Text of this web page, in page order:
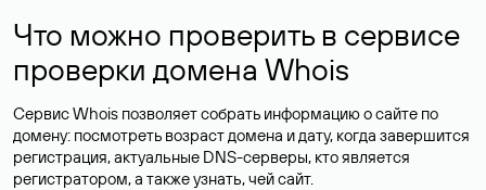
Что можно проверить в сервисе
проверки домена Whois
Сервис Whois позволяет собрать информацию о сайте по
домену: посмотреть возраст домена и дату, когда завершится
регистрация, актуальные DNS-серверы, кто является
регистратором, а также узнать, чей сайт.